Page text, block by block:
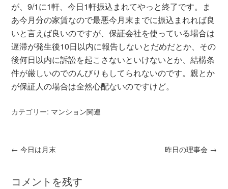
が、9/1に1軒、今日1軒振込まれてやっと終了です。ま
あ今月分の家賃なので最悪今月末までに振込まれれば良
いと言えば良いのですが、保証会社を使っている場合は
遅滞が発生後10日以内に報告しないとだめだとか、その
後何日以内に訴訟を起こさないといけないとか、結構条
件が厳しいのでのんびりもしてられないのです。親とか
が保証人の場合は全然心配ないのですけど。
カテゴリー: マンション関連
← 今日は月末 昨日の理事会 →
コメントを残す